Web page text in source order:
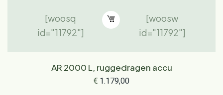
[woosq
id="11792"]
[woosw
id="11792"]
AR 2000 L, ruggedragen accu
€ 1.179,00